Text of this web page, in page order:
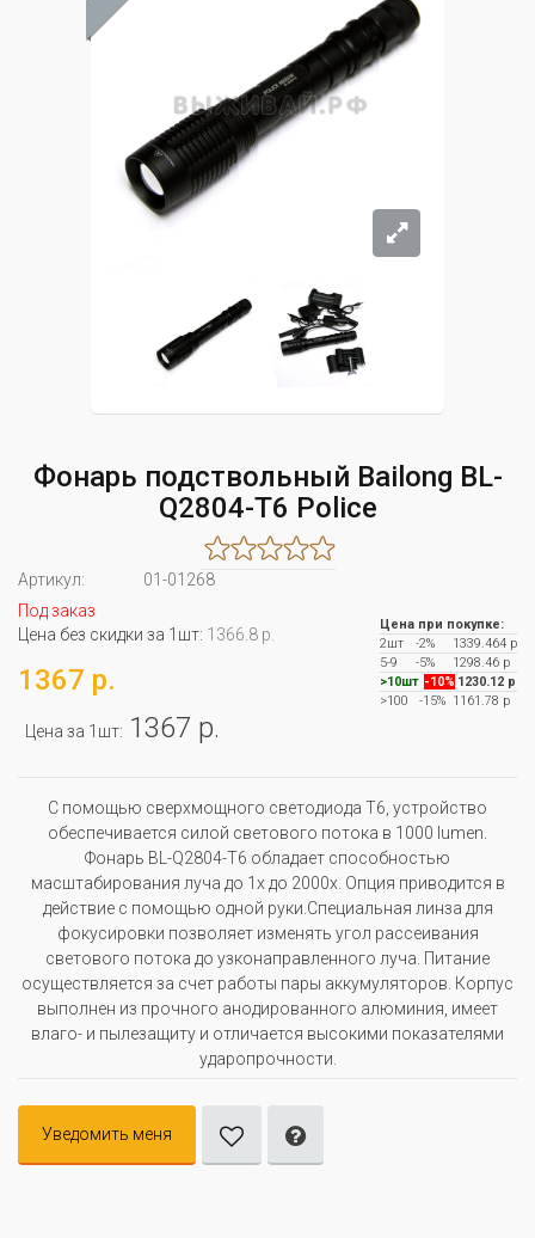
Фонарь подствольный Bailong BL-
Q2804-T6 Police
Артикул:
01-01268
Под заказ
Цена без скидки за 1шт: 1366.8 р.
1367 р.
Цена за 1шт: 1367 р.
Цена при покупке:
2шт
-2%
1339.464 р
5-9
-5%
1298.46 р
>10шт -10% 1230.12 р
>100
-15% 1161.78 р
С помощью сверхмощного светодиода Т6, устройство
обеспечивается силой светового потока в 1000 lumen.
Фонарь BL-Q2804-T6 обладает способностью
масштабирования луча до 1х до 2000х. Опция приводится в
действие с помощью одной руки.Специальная линза для
фокусировки позволяет изменять угол рассеивания
светового потока до узконаправленного луча. Питание
осуществляется за счет работы пары аккумуляторов. Корпус
выполнен из прочного анодированного алюминия, имеет
влаго- и пылезащиту и отличается высокими показателями
ударопрочности.
Уведомить меня